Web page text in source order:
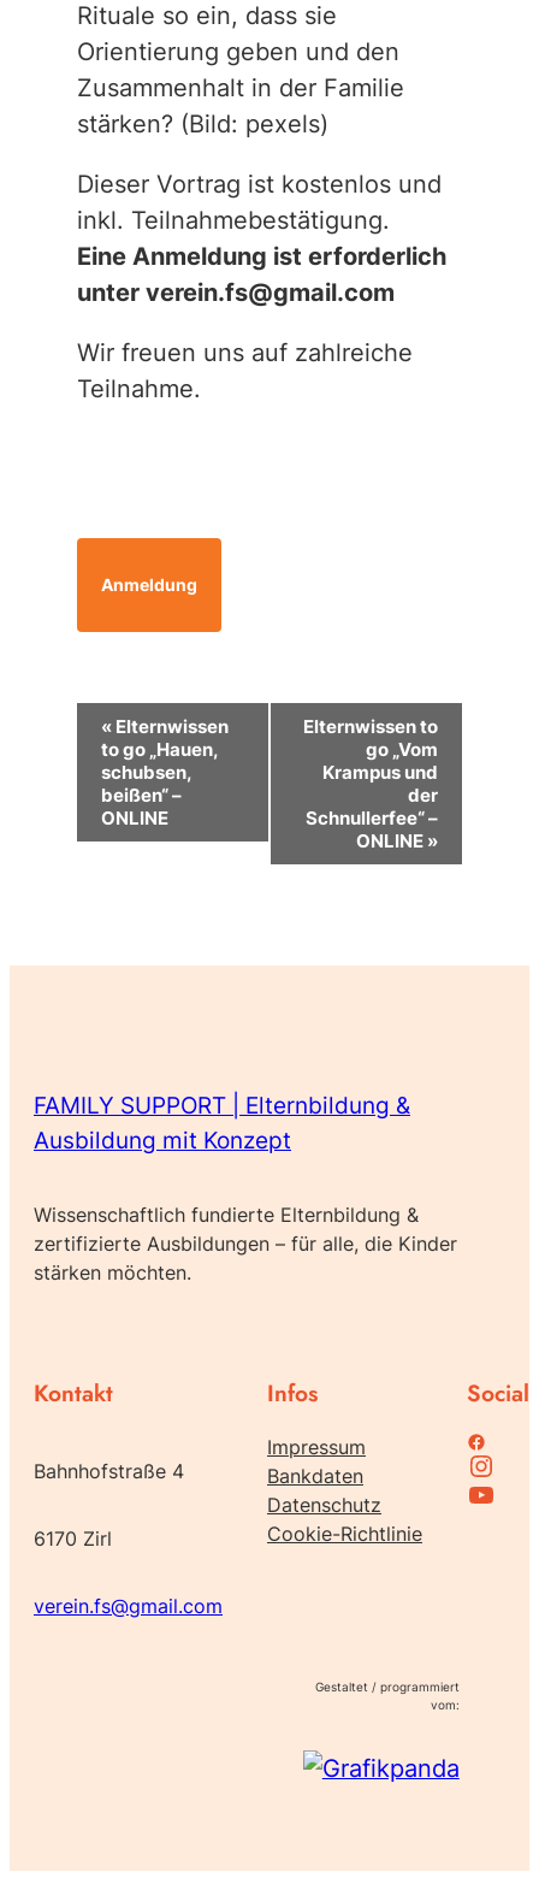
Rituale so ein, dass sie
Orientierung geben und den
Zusammenhalt in der Familie
stärken? (Bild: pexels)
Dieser Vortrag ist kostenlos und
inkl. Teilnahmebestätigung.
Eine Anmeldung ist erforderlich
unter verein.fs@gmail.com
Wir freuen uns auf zahlreiche
Teilnahme.
Anmeldung
Veranstaltung-
Navigation
«Elternwissen
to go „Hauen,
schubsen,
beißen“ –
ONLINE
Elternwissen to
go „Vom
Krampus und
der
Schnullerfee“ –
ONLINE »
FAMILY SUPPORT | Elternbildung &
Ausbildung mit Konzept
Wissenschaftlich fundierte Elternbildung &
zertifizierte Ausbildungen – für alle, die Kinder
stärken möchten.
Kontakt
Bahnhofstraße 4
6170 Zirl
verein.fs@gmail.com
Infos
Impressum
Bankdaten
Datenschutz
Cookie-Richtlinie
Social
Family Support bei Facebook
Instagram
Family Support bei Youtube
Gestaltet / programmiert
vom: